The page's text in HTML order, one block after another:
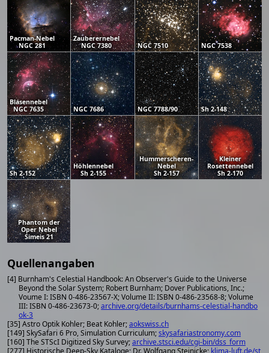
Pacman-Nebel
NGC 281
Zauberernebel
NGC 7380
NGC 7510 NGC 7538
Blasennebel
NGC 7635
NGC 7686 NGC 7788/90 Sh 2-148
Sh 2-152
Höhlennebel
Sh 2-155
Hummerscheren-
Nebel
Sh 2-157
Kleiner
Rosettennebel
Sh 2-170
Phantom der
Oper Nebel
Simeis 21
Quellenangaben
[4] Burnham's Celestial Handbook: An Observer's Guide to the Universe
Beyond the Solar System; Robert Burnham; Dover Publications, Inc.;
Voume I: ISBN 0-486-23567-X; Volume II: ISBN 0-486-23568-8; Volume
III: ISBN 0-486-23673-0;archive.org/details/burnhams-celestial-handbo
ok-3
[35] Astro Optik Kohler; Beat Kohler;aokswiss.ch
[149] SkySafari 6 Pro, Simulation Curriculum;skysafariastronomy.com
[160] The STScI Digitized Sky Survey;archive.stsci.edu/cgi-bin/dss_form
[277] Historische Deep-Sky Kataloge; Dr. Wolfgang Steinicke; klima-luft.de/st